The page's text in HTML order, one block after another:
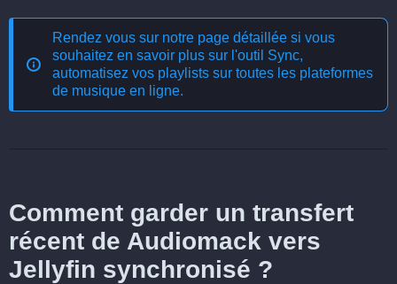
Rendez vous sur notre page détaillée si vous
souhaitez en savoir plus sur l'outil Sync,
automatisez vos playlists sur toutes les plateformes
de musique en ligne.
Comment garder un transfert
récent de Audiomack vers
Jellyfin synchronisé ?